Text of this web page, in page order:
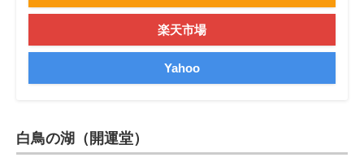
楽天市場
Yahoo
白鳥の湖（開運堂）